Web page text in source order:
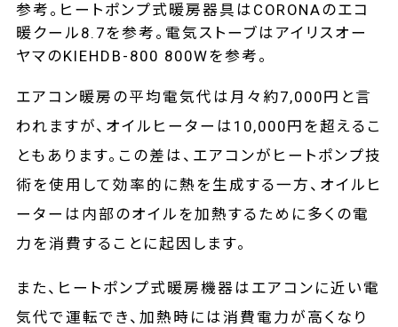
参考。ヒートポンプ式暖房器具はCORONAのエコ
暖クール8.7を参考。電気ストーブはアイリスオー
ヤマのKIEHDB-800 800Wを参考。
エアコン暖房の平均電気代は月々約7,000円と言
われますが、オイルヒーターは10,000円を超えるこ
ともあります。この差は、エアコンがヒートポンプ技
術を使用して効率的に熱を生成する一方、オイルヒ
ーターは内部のオイルを加熱するために多くの電
力を消費することに起因します。
また、ヒートポンプ式暖房機器はエアコンに近い電
気代で運転でき、加熱時には消費電力が高くなり